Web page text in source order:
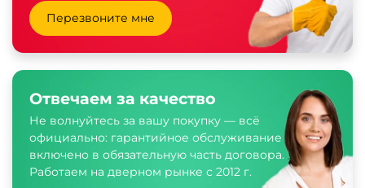
Перезвоните мне
Отвечаем за качество
Не волнуйтесь за вашу покупку — всё
официально: гарантийное обслуживание
включено в обязательную часть договора.
Работаем на дверном рынке с 2012 г.